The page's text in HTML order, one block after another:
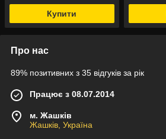
Купити
Про нас
89% позитивних з 35 відгуків за рік
Працює з 08.07.2014
м. Жашків
Жашків, Україна